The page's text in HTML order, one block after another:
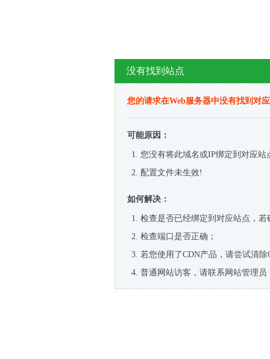
没有找到站点
您的请求在Web服务器中没有找到对
可能原因：
您没有将此域名或IP绑定到对应站
配置文件未生效!
如何解决：
检查是否已经绑定到对应站点，
检查端口是否正确；
若您使用了CDN产品，请尝试清除
普通网站访客，请联系网站管理员